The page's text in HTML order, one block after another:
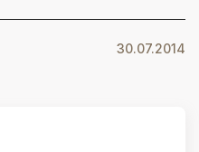
30.07.2014